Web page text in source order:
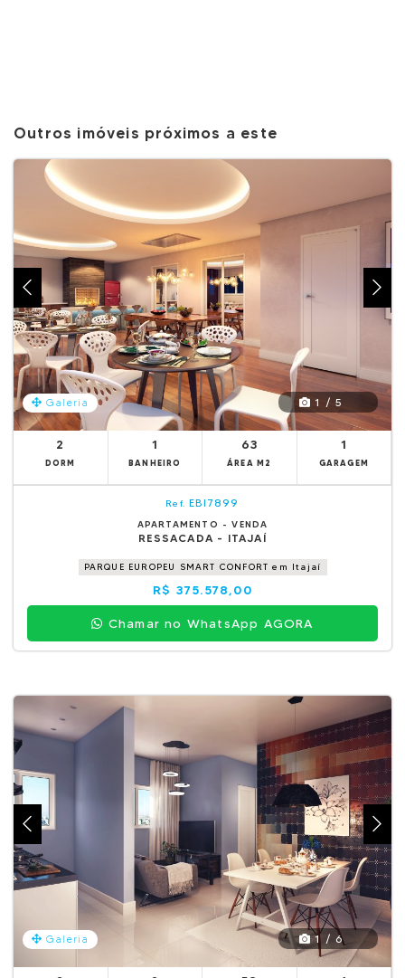
Outros imóveis próximos a este
Galeria 1 / 5
2
DORM
1
BANHEIRO
63
ÁREA M2
1
GARAGEM
Ref. EBI7899
APARTAMENTO - VENDA
RESSACADA - ITAJAÍ
PARQUE EUROPEU SMART CONFORT em Itajaí
R$ 375.578,00
Chamar no WhatsApp AGORA
Galeria 1 / 6